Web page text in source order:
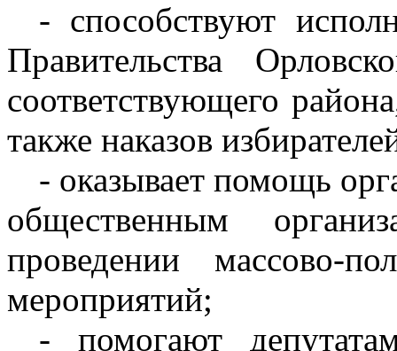
- способствуют
Правительства
соответствующего
также наказов
- оказывает помощь
общественным
проведении массово-
мероприятий;
- помогают